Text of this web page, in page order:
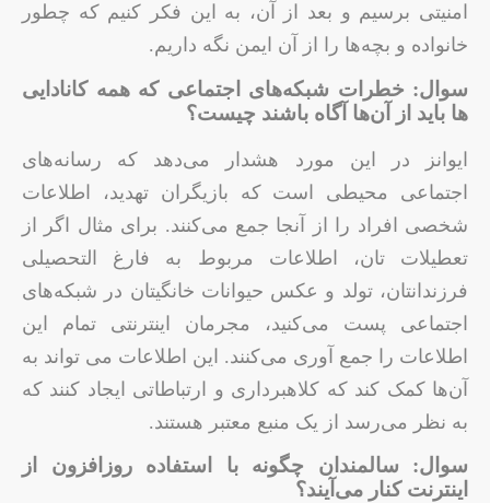
امنیتی برسیم و بعد از آن، به این فکر کنیم که چطور
خانواده و بچه‌ها را از آن ایمن نگه داریم.
سوال: خطرات شبکه‌های اجتماعی که همه کانادایی
ها باید از آن‌ها آگاه باشند چیست؟
ایوانز در این مورد هشدار می‌دهد كه رسانه‌های
اجتماعی محیطی است كه بازیگران تهدید، اطلاعات
شخصی افراد را از آنجا جمع می‌کنند. برای مثال اگر از
تعطیلات تان، اطلاعات مربوط به فارغ التحصیلی
فرزندانتان، تولد و عکس حیوانات خانگیتان در شبکه‌های
اجتماعی پست می‌کنید، مجرمان اینترنتی تمام این
اطلاعات را جمع آوری می‌کنند. این اطلاعات می تواند به
آن‌ها کمک کند که کلاهبرداری و ارتباطاتی ایجاد کنند که
به نظر می‌رسد از یک منبع معتبر هستند.
سوال: سالمندان چگونه با استفاده روزافزون از
اینترنت کنار می‌آیند؟